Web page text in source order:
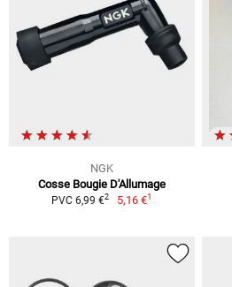
NGK
Cosse Bougie D'Allumage
PVC 6,99 €2 5,16 €1